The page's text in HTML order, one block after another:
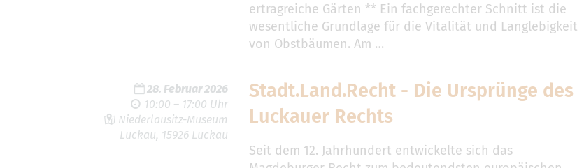
ertragreiche Gärten ** Ein fachgerechter Schnitt ist die
wesentliche Grundlage für die Vitalität und Langlebigkeit
von Obstbäumen. Am …
28. Februar 2026
10:00 – 17:00 Uhr
Niederlausitz-Museum
Luckau, 15926 Luckau
Stadt.Land.Recht - Die Ursprünge des
Luckauer Rechts
Seit dem 12. Jahrhundert entwickelte sich das